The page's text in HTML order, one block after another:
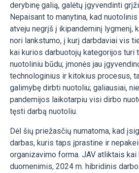
derybinę galią, galėtų įgyvendinti
Nepaisant to manytina, kad
atveju negrįš į ikipandeminį lygmenį,
nori lankstumo, į kurį darbdaviai vis
kai kurios darbuotojų kategorijos turi
nuotoliniu būdu; įmonės jau
technologinius ir kitokius procesus,
galimybę dirbti nuotoliu; galiausiai,
pandemijos laikotarpiu visi dirbo
tęsti darbą nuotoliu.
Dėl šių priežasčių numatoma, kad
darbas, kuris taps įprastine ir
organizavimo forma. JAV atliktais kai
duomenimis, 2024 m. hibridinis